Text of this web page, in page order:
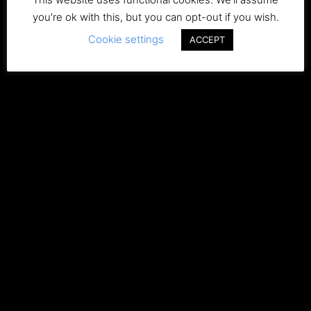
you're ok with this, but you can opt-out if you wish.
Cookie settings
ACCEPT